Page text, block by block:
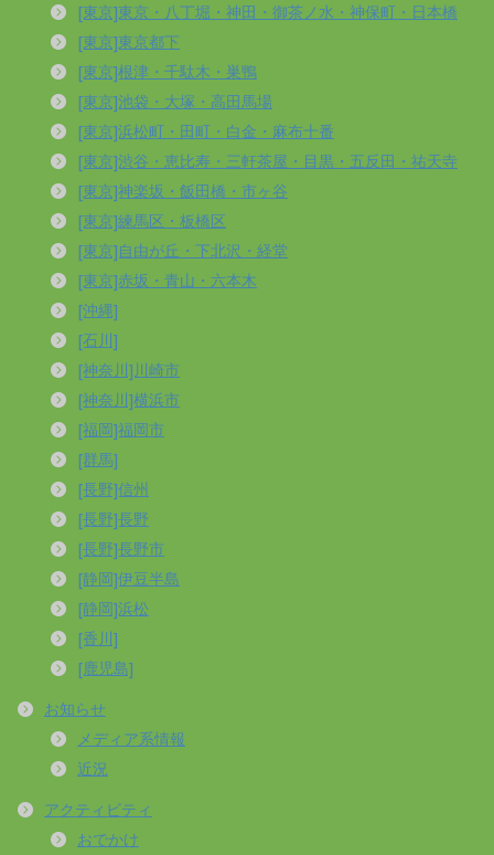
[東京]東京・八丁堀・神田・御茶ノ水・神保町・日本橋
[東京]東京都下
[東京]根津・千駄木・巣鴨
[東京]池袋・大塚・高田馬場
[東京]浜松町・田町・白金・麻布十番
[東京]渋谷・恵比寿・三軒茶屋・目黒・五反田・祐天寺
[東京]神楽坂・飯田橋・市ヶ谷
[東京]練馬区・板橋区
[東京]自由が丘・下北沢・経堂
[東京]赤坂・青山・六本木
[沖縄]
[石川]
[神奈川]川崎市
[神奈川]横浜市
[福岡]福岡市
[群馬]
[長野]信州
[長野]長野
[長野]長野市
[静岡]伊豆半島
[静岡]浜松
[香川]
[鹿児島]
お知らせ
メディア系情報
近況
アクティビティ
おでかけ